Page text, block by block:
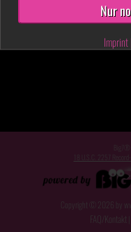
Nur
Imprint|
18 U.S.C. 2257
Copyright © 2026 by
FAQ/Kontakt